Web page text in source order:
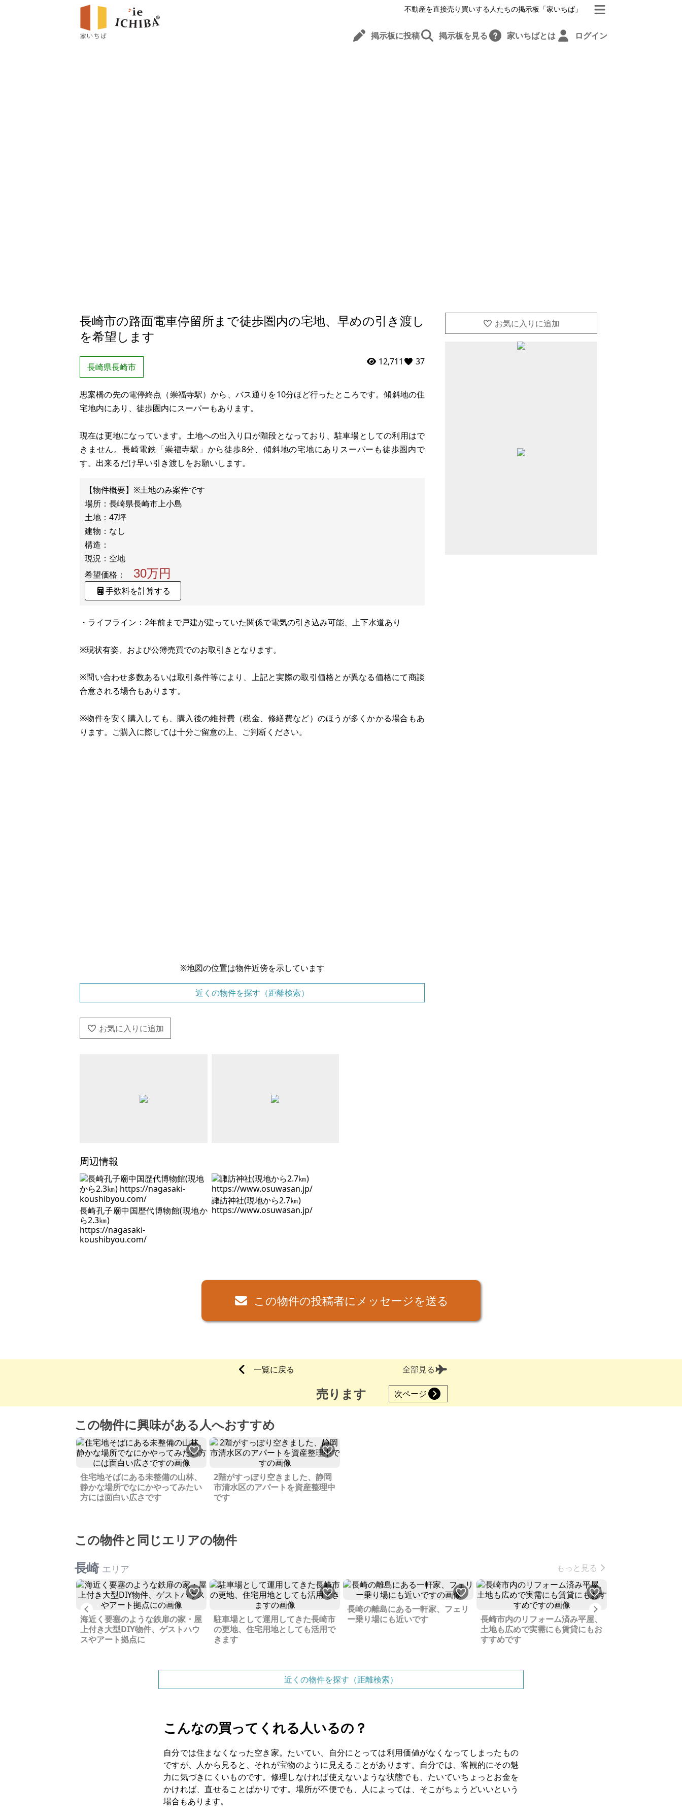
不動産を直接売り買いする人たちの掲示板「家いちば」
掲示板に投稿 掲示板を見る 家いちばとは ログイン
長崎市の路面電車停留所まで徒歩圏内の宅地、早めの引き渡し
を希望します
長崎県長崎市 12,711 37
思案橋の先の電停終点（崇福寺駅）から、バス通りを10分ほど行ったところです。傾斜地の住
宅地内にあり、徒歩圏内にスーパーもあります。
現在は更地になっています。土地への出入り口が階段となっており、駐車場としての利用はで
きません。長崎電鉄「崇福寺駅」から徒歩8分、傾斜地の宅地にありスーパーも徒歩圏内で
す。出来るだけ早い引き渡しをお願いします。
【物件概要】※土地のみ案件です
場所：長崎県長崎市上小島
土地：47坪
建物：なし
構造：
希望価格：
30万円
手数料を計算する
・ライフライン：2年前まで戸建が建っていた関係で電気の引き込み可能、上下水道あり
※現状有姿、および公簿売買でのお取引きとなります。
※問い合わせ多数あるいは取引条件等により、上記と実際の取引価格とが異なる価格にて商談
合意される場合もあります。
※物件を安く購入しても、購入後の維持費（税金、修繕費など）のほうが多くかかる場合もあ
ります。ご購入に際しては十分ご留意の上、ご判断ください。
※地図の位置は物件近傍を示しています
近くの物件を探す（距離検索）
周辺情報
長崎孔子廟中国歴代博物館(現地か
ら2.3㎞)
https://nagasaki-
koushibyou.com/
諏訪神社(現地から2.7㎞)
https://www.osuwasan.jp/
この物件の投稿者にメッセージを送る
一覧に戻る 全部見る
売ります 次ページ
この物件に興味がある人へおすすめ
住宅地そばにある未整備の山林、
静かな場所でなにかやってみたい
方には面白い広さです
2階がすっぽり空きました、静岡
市清水区のアパートを資産整理中
です
この物件と同じエリアの物件
長崎 エリア もっと見る
Previous
海近く要塞のような鉄扉の家・屋
上付き大型DIY物件、ゲストハウ
スやアート拠点に
駐車場として運用してきた長崎市
の更地、住宅用地としても活用で
きます
長崎の離島にある一軒家、フェリ
ー乗り場にも近いです
長崎市内のリフォーム済み平屋、
土地も広めで実需にも賃貸にもお
すすめです
近くの物件を探す（距離検索）
こんなの買ってくれる人いるの？
自分では住まなくなった空き家。たいてい、自分にとっては利用価値がなくなってしまったもの
ですが、人から見ると、それが宝物のように見えることがあります。自分では、客観的にその魅
力に気づきにくいものです。修理しなければ使えないような状態でも、たいていちょっとお金を
かければ、直せることばかりです。場所が不便でも、人によっては、そこがちょうどいいという
場合もあります。